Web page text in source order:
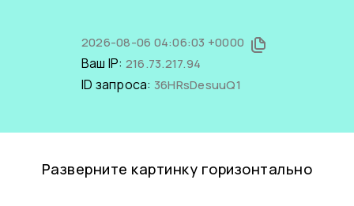
2026-08-06 04:06:03 +0000
Ваш IP: 216.73.217.94
ID запроса: 36HRsDesuuQ1
Разверните картинку горизонтально